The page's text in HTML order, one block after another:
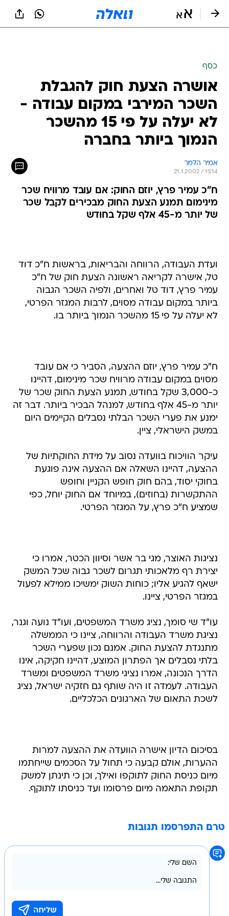
כסף
אושרה הצעת חוק להגבלת
השכר המירבי במקום עבודה -
לא יעלה על פי 15 מהשכר
הנמוך ביותר בחברה
אמיר הלמר
21.1.2002 / 15:14
ח"כ עמיר פרץ, יוזם החוק: אם עובד מרוויח שכר
מינימום תמנע הצעת החוק מבכירים לקבל שכר
של יותר מ-45 אלף שקל בחודש
ועדת העבודה, הרווחה והבריאות, בראשות ח"כ דוד
טל, אישרה לקריאה ראשונה הצעת חוק של ח"כ
עמיר פרץ, דוד טל ואחרים, ולפיה השכר הגבוה
ביותר במקום עבודה מסוים, לרבות המגזר הפרטי,
לא יעלה על פי 15 מהשכר הנמוך ביותר בו.
ח"כ עמיר פרץ, יוזם ההצעה, הסביר כי אם עובד
מסוים במקום עבודה מרוויח שכר מינימום, דהיינו
כ-3,000 שקל בחודש, תמנע הצעת החוק שכר של
יותר מ-45 אלף בחודש, למנהל הבכיר ביותר. דבר זה
ימנע את פערי השכר הבלתי נסבלים הקיימים היום
במשק הישראלי, ציין.
עיקר הוויכוח בוועדה נסוב על מידת החוקתיות של
ההצעה, דהיינו השאלה אם ההצעה אינה פוגעת
בחוקי יסוד, בהם חוק חופש הקניין וחופש
ההתקשרות (בחוזים), במיוחד אם החוק יוחל, כפי
שמציע ח"כ פרץ, על המגזר הפרטי.
נציגות האוצר, מגי בר אשר וסיוון הכטר, אמרו כי
יצירת רף מלאכותי תגרום לשכר גבוה שכל המשק
ישאף להגיע אליו; כוחות השוק ימשיכו ממילא לפעול
במגזר הפרטי, ציינו.
עו"ד שי סומך, נציג משרד המשפטים, ועו"ד נועה וגנר,
נציגת משרד העבודה והרווחה, ציינו כי הממשלה
מתנגדת להצעת החוק. אמנם נכון שפערי השכר
בלתי נסבלים אך הפתרון המוצע, דהיינו חקיקה, אינו
הדרך הנכונה, אמרו נציגי משרד המשפטים ומשרד
העבודה. לעמדה זו היה שותף גם חזקיה ישראל, נציג
לשכת התאום של הארגונים הכלכליים.
בסיכום הדיון אישרה הוועדה את ההצעה למרות
ההערות, אולם קבעה כי תחול על הסכמים שייחתמו
מיום כניסת החוק לתוקפו ואילך, וכן כי תינתן למשק
תקופת התאמה מיום פרסומו ועד כניסתו לתוקף.
טרם התפרסמו תגובות